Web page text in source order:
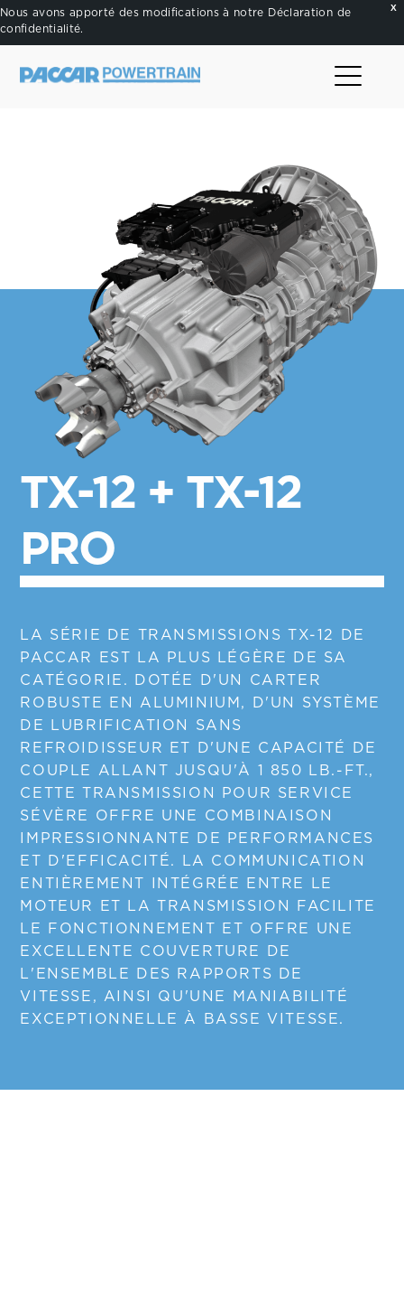
X
Nous avons apporté des modifications à notre Déclaration de
confidentialité.
.
TX-12 + TX-12
PRO
LA SÉRIE DE TRANSMISSIONS TX-12 DE
PACCAR EST LA PLUS LÉGÈRE DE SA
CATÉGORIE. DOTÉE D'UN CARTER
ROBUSTE EN ALUMINIUM, D'UN SYSTÈME
DE LUBRIFICATION SANS
REFROIDISSEUR ET D'UNE CAPACITÉ DE
COUPLE ALLANT JUSQU'À 1 850 LB.-FT.,
CETTE TRANSMISSION POUR SERVICE
SÉVÈRE OFFRE UNE COMBINAISON
IMPRESSIONNANTE DE PERFORMANCES
ET D'EFFICACITÉ. LA COMMUNICATION
ENTIÈREMENT INTÉGRÉE ENTRE LE
MOTEUR ET LA TRANSMISSION FACILITE
LE FONCTIONNEMENT ET OFFRE UNE
EXCELLENTE COUVERTURE DE
L'ENSEMBLE DES RAPPORTS DE
VITESSE, AINSI QU'UNE MANIABILITÉ
EXCEPTIONNELLE À BASSE VITESSE.